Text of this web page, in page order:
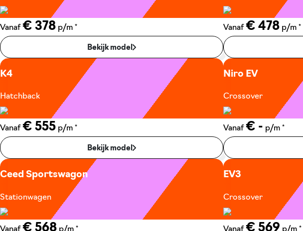
Vanaf € 378 p/m *
Bekijk model
Vanaf € 478 p/m *
K4
Hatchback
Vanaf € 555 p/m *
Bekijk model
Niro EV
Crossover
Vanaf € - p/m *
Ceed Sportswagon
Stationwagen
Vanaf € 568 p/m *
EV3
Crossover
Vanaf € 569 p/m *